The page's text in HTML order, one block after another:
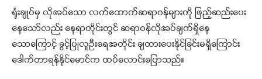
ရုံးချုပ်မှ လိုအပ်သော လက်ထောက်ဆရာဝန်များကို ဖြည့်ဆည်းပေး
နေသော်လည်း နေရာတိုင်းတွင် ဆရာဝန်လိုအပ်ချက်ရှိနေ
သောကြောင့် ခွင့်ပြုလူဦးရေအတိုင်း ချထားပေးနိုင်ခြင်းမရှိကြောင်း
ဒေါက်တာရန်နိုင်မောင်က ထပ်လောင်းပြောသည်။